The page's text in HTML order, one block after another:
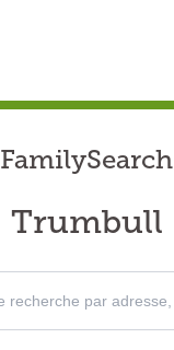
FamilySearch
Trumbull